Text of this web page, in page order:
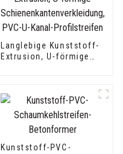
Langlebige Kunststoff-
Extrusion, U-förmige
Kunststoff-PVC-